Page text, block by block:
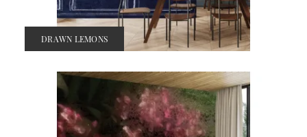
DRAWN LEMONS